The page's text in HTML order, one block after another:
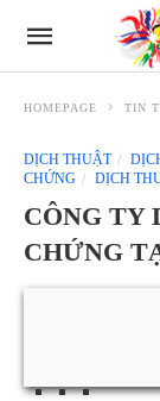
HOMEPAGE TIN
DỊCH THUẬT
CHỨNG
DỊCH
CÔNG TY
CHỨNG